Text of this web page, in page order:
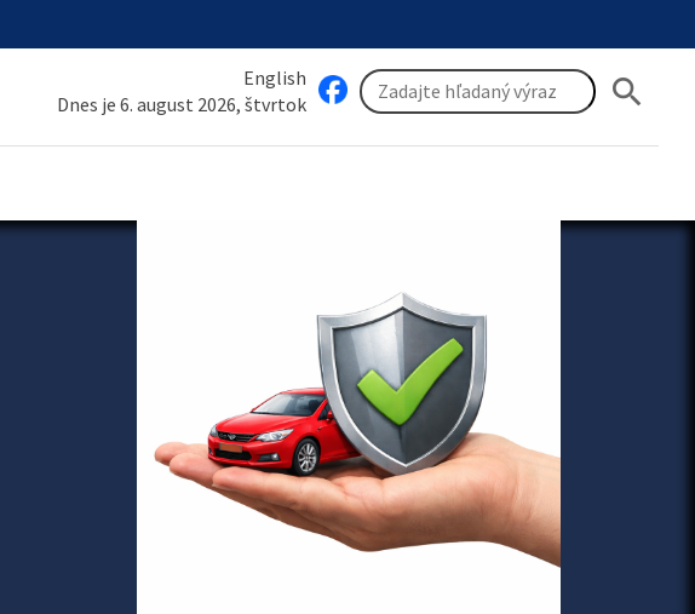
English
Dnes je 6. august 2026, štvrtok
search